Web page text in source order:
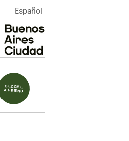
Español
BECOME
A FRIEND